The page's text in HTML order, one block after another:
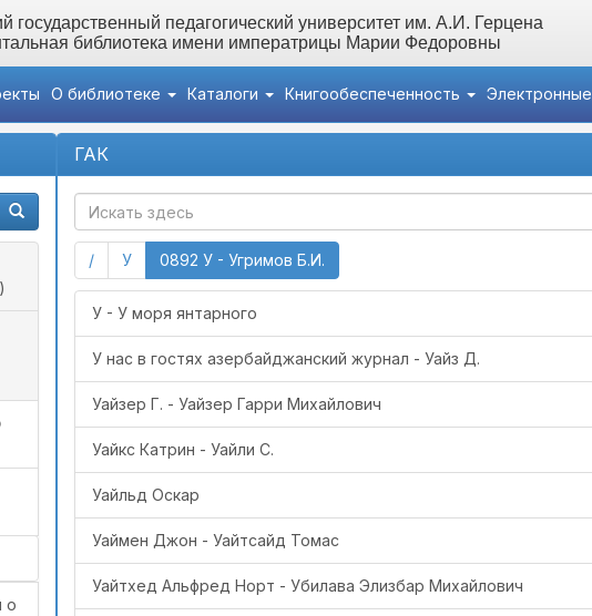
государственный педагогический университет им. А.И. Герцена
библиотека имени императрицы Марии Федоровны
О библиотеке Каталоги Книгообеспеченность
о
ГАК
/(current)
У(current)
0892 У - Угримов Б.И.
У - У моря янтарного
У нас в гостях азербайджанский журнал - Уайз Д.
Уайзер Г. - Уайзер Гарри Михайлович
Уайкс Катрин - Уайли С.
Уайльд Оскар
Уаймен Джон - Уайтсайд Томас
Уайтхед Альфред Норт - Убилава Элизбар Михайлович